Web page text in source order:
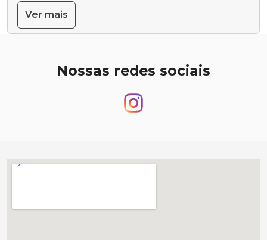
Ver mais
Nossas redes sociais